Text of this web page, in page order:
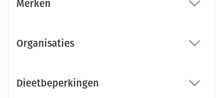
Merken
Organisaties
Dieetbeperkingen